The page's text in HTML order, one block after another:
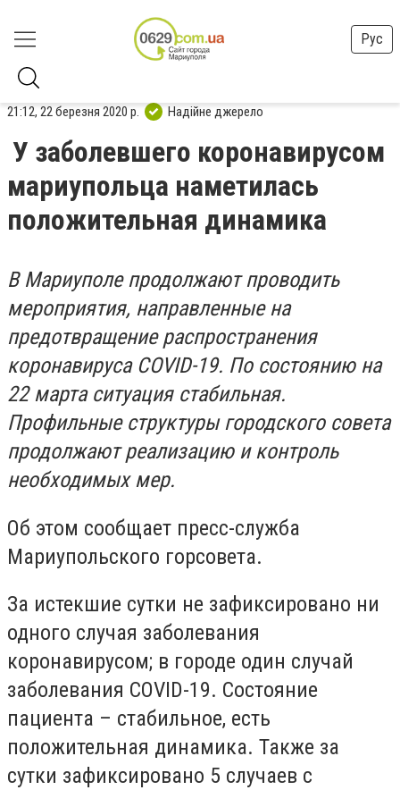
Рус
21:12, 22 березня 2020 р. Надійне джерело
У заболевшего коронавирусом
мариупольца наметилась
положительная динамика
В Мариуполе продолжают проводить
мероприятия, направленные на
предотвращение распространения
коронавируса COVID-19. По состоянию на
22 марта ситуация стабильная.
Профильные структуры городского совета
продолжают реализацию и контроль
необходимых мер.
Об этом сообщает пресс-служба
Мариупольского горсовета.
За истекшие сутки не зафиксировано ни
одного случая заболевания
коронавирусом; в городе один случай
заболевания COVID-19. Состояние
пациента – стабильное, есть
положительная динамика. Также за
сутки зафиксировано 5 случаев с